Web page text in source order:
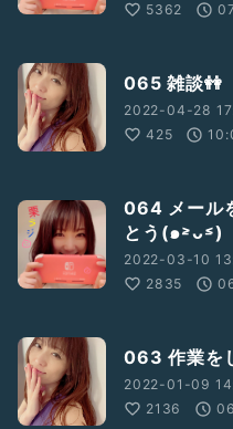
5362
065 雑談👭
2022-04-28
425
064 メール
とう(๑˃̵ᴗ˂̵)
2022-03-10
2835
063 作業を
2022-01-09
2136